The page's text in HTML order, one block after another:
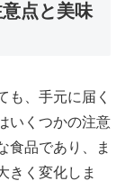
点と美味
も、手元に届く
いくつかの注意
食品であり、ま
きく変化しま